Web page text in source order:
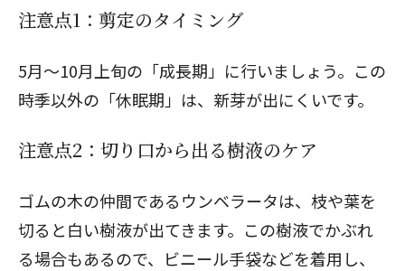
注意点1：剪定のタイミング
5月～10月上旬の「成長期」に行いましょう。この
時季以外の「休眠期」は、新芽が出にくいです。
注意点2：切り口から出る樹液のケア
ゴムの木の仲間であるウンベラータは、枝や葉を
切ると白い樹液が出てきます。この樹液でかぶれ
る場合もあるので、ビニール手袋などを着用し、